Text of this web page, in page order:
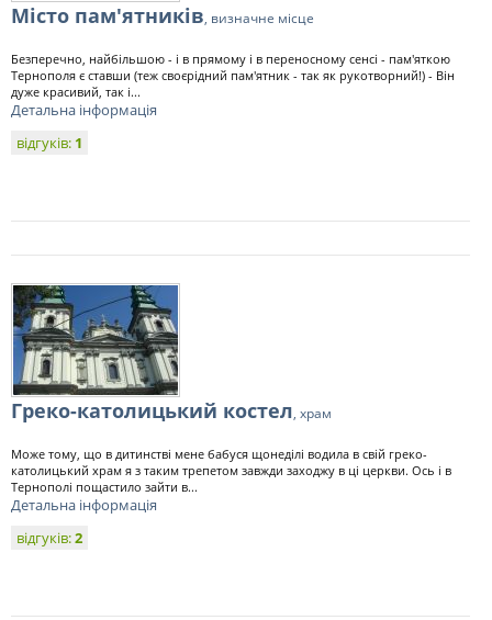
Місто пам'ятників, визначне місце
Безперечно, найбільшою - і в прямому і в переносному сенсі - пам'яткою
Тернополя є ставши (теж своєрідний пам'ятник - так як рукотворний!) - Він
дуже красивий, так і...
Детальна інформація
відгуків: 1
Греко-католицький костел, храм
Може тому, що в дитинстві мене бабуся щонеділі водила в свій греко-
католицький храм я з таким трепетом завжди заходжу в ці церкви. Ось і в
Тернополі пощастило зайти в...
Детальна інформація
відгуків:2